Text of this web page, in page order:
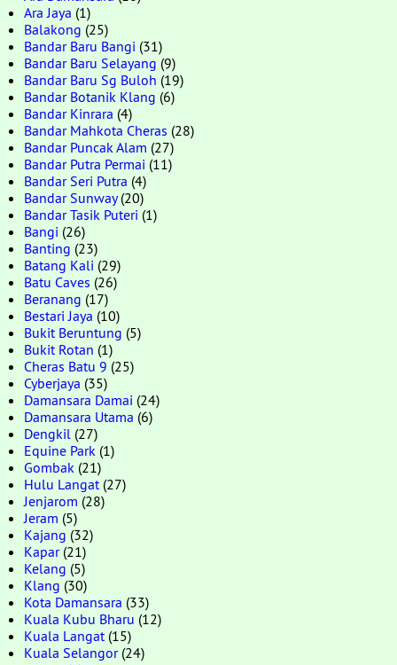
Ara Jaya (1)
Balakong (25)
Bandar Baru Bangi (31)
Bandar Baru Selayang (9)
Bandar Baru Sg Buloh (19)
Bandar Botanik Klang (6)
Bandar Kinrara (4)
Bandar Mahkota Cheras (28)
Bandar Puncak Alam (27)
Bandar Putra Permai (11)
Bandar Seri Putra (4)
Bandar Sunway(20)
Bandar Tasik Puteri (1)
Bangi (26)
Banting (23)
Batang Kali (29)
Batu Caves (26)
Beranang (17)
Bestari Jaya (10)
Bukit Beruntung (5)
Bukit Rotan (1)
Cheras Batu 9 (25)
Cyberjaya (35)
Damansara Damai (24)
Damansara Utama (6)
Dengkil (27)
Equine Park (1)
Gombak (21)
Hulu Langat(27)
Jenjarom (28)
Jeram (5)
Kajang (32)
Kapar(21)
Kelang (5)
Klang (30)
Kota Damansara (33)
Kuala Kubu Bharu (12)
Kuala Langat(15)
Kuala Selangor(24)